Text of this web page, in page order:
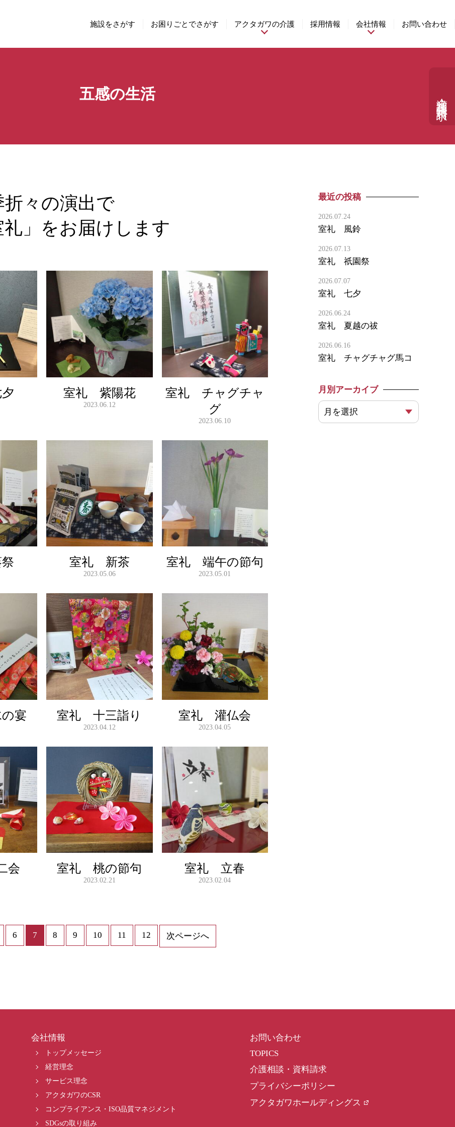
介護相談・資料請求
施設をさがす お困りごとでさがす アクタガワの介護 採用情報 会社情報 お問い合わせ
五感の生活
折々の演出で
礼」をお届けします
室礼 紫陽花
2023.06.12
室礼 チャグチャ
グ
2023.06.10
室礼 新茶
2023.05.06
室礼 端午の節句
2023.05.01
宴 室礼 十三詣り
2023.04.12
室礼 灌仏会
2023.04.05
会 室礼 桃の節句
2023.02.21
室礼 立春
2023.02.04
6 7 8 9 10 11 12 次ページへ
最近の投稿
2026.07.24
室礼 風鈴
2026.07.13
室礼 祇園祭
2026.07.07
室礼 七夕
2026.06.24
室礼 夏越の祓
2026.06.16
室礼 チャグチャグ馬コ
月別アーカイブ
会社情報
トップメッセージ
経営理念
サービス理念
アクタガワのCSR
コンプライアンス・ISO品質マネジメント
SDGsの取り組み
お問い合わせ
TOPICS
介護相談・資料請求
プライバシーポリシー
アクタガワホールディングス